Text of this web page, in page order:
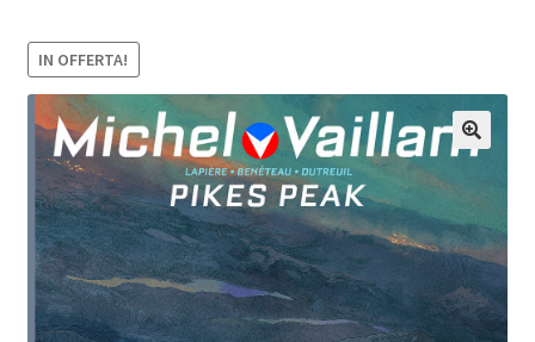
Carrello
Il mio account
IN OFFERTA!